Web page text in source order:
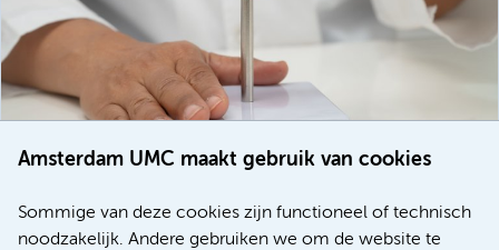
Amsterdam UMC maakt gebruik van cookies
Sommige van deze cookies zijn functioneel of technisch
noodzakelijk. Andere gebruiken we om de website te
voor patiënten met alvleesklierkanker verbeteren